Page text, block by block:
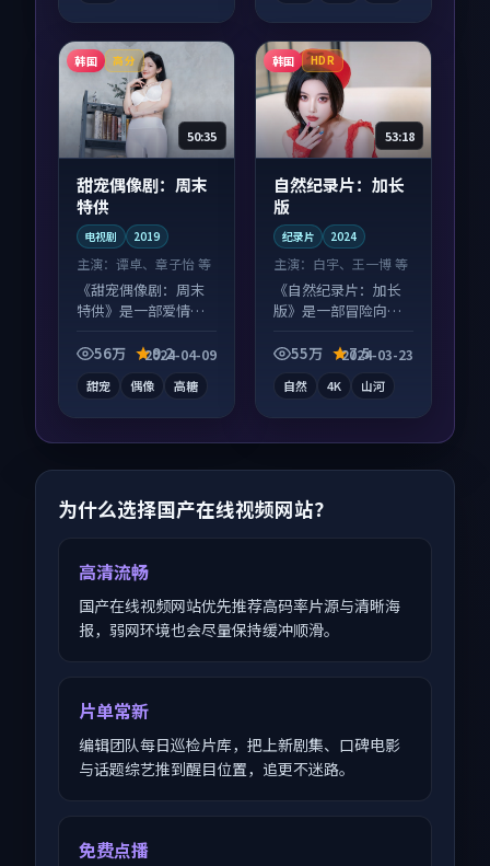
韩国 高分
50:35
甜宠偶像剧：周末
特供
电视剧 2019
主演： 谭卓、章子怡 等
《甜宠偶像剧：周末
特供》是一部爱情向
事并行，细节值得二
56万 9.2
2024-04-09
甜宠 偶像 高糖
韩国 HDR
53:18
自然纪录片：加长
版
纪录片 2024
主演： 白宇、王一博 等
《自然纪录片：加长
版》是一部冒险向纪
在线，配乐与镜头配
55万 7.5
2024-03-23
自然 4K 山河
为什么选择国产在线视频网站？
高清流畅
国产在线视频网站优先推荐高码率片源与清晰海
报，弱网环境也会尽量保持缓冲顺滑。
片单常新
编辑团队每日巡检片库，把上新剧集、口碑电影
与话题综艺推到醒目位置，追更不迷路。
免费点播